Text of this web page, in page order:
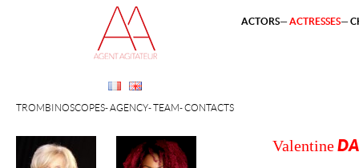
TROMBINOSCOPES AGENCY TEAM CONTACTS
ACTORS ACTRESSES
Valentine